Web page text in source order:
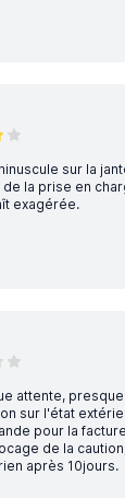
sur la
la prise en
exagérée.
attente,
sur l'état
pour la
de la
après 10jours.